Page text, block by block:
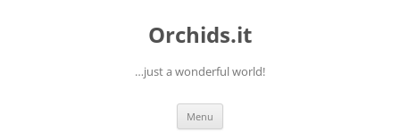
Orchids.it
…just a wonderful world!
Menu